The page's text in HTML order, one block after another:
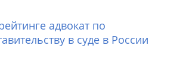
адвокат по
в суде в России